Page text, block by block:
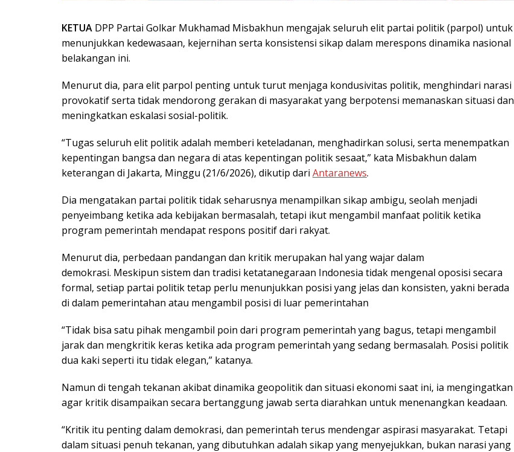
KETUA DPP Partai Golkar Mukhamad Misbakhun mengajak seluruh elit partai politik (parpol) untuk
menunjukkan kedewasaan, kejernihan serta konsistensi sikap dalam merespons dinamika nasional
belakangan ini.
Menurut dia, para elit parpol penting untuk turut menjaga kondusivitas politik, menghindari narasi
provokatif serta tidak mendorong gerakan di masyarakat yang berpotensi memanaskan situasi dan
meningkatkan eskalasi sosial-politik.
“Tugas seluruh elit politik adalah memberi keteladanan, menghadirkan solusi, serta menempatkan
kepentingan bangsa dan negara di atas kepentingan politik sesaat,” kata Misbakhun dalam
keterangan di Jakarta, Minggu (21/6/2026), dikutip dari Antaranews.
Dia mengatakan partai politik tidak seharusnya menampilkan sikap ambigu, seolah menjadi
penyeimbang ketika ada kebijakan bermasalah, tetapi ikut mengambil manfaat politik ketika
program pemerintah mendapat respons positif dari rakyat.
Menurut dia, perbedaan pandangan dan kritik merupakan hal yang wajar dalam
demokrasi. Meskipun sistem dan tradisi ketatanegaraan Indonesia tidak mengenal oposisi secara
formal, setiap partai politik tetap perlu menunjukkan posisi yang jelas dan konsisten, yakni berada
di dalam pemerintahan atau mengambil posisi di luar pemerintahan
“Tidak bisa satu pihak mengambil poin dari program pemerintah yang bagus, tetapi mengambil
jarak dan mengkritik keras ketika ada program pemerintah yang sedang bermasalah. Posisi politik
dua kaki seperti itu tidak elegan,” katanya.
Namun di tengah tekanan akibat dinamika geopolitik dan situasi ekonomi saat ini, ia mengingatkan
agar kritik disampaikan secara bertanggung jawab serta diarahkan untuk menenangkan keadaan.
“Kritik itu penting dalam demokrasi, dan pemerintah terus mendengar aspirasi masyarakat. Tetapi
dalam situasi penuh tekanan, yang dibutuhkan adalah sikap yang menyejukkan, bukan narasi yang